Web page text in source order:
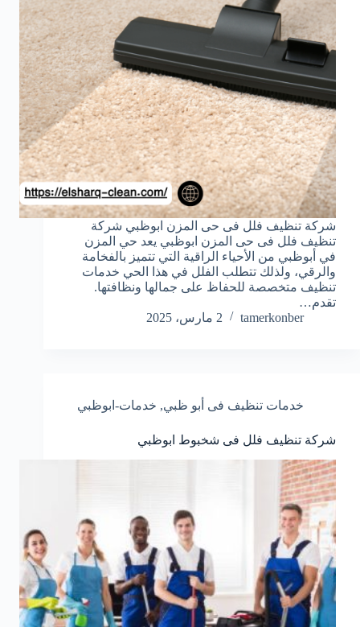
شركة تنظيف فلل فى حى المزن ابوظبي شركة
تنظيف فلل فى حى المزن ابوظبي يعد حي المزن
في أبوظبي من الأحياء الراقية التي تتميز بالفخامة
والرقي، ولذلك تتطلب الفلل في هذا الحي خدمات
تنظيف متخصصة للحفاظ على جمالها ونظافتها.
تقدم…
tamerkonber
2 مارس، 2025
خدمات تنظيف فى أبو ظبي, خدمات-ابوظبي
شركة تنظيف فلل فى شخبوط ابوظبي